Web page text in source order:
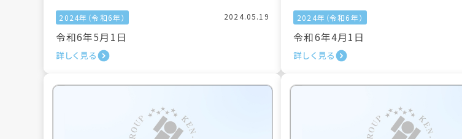
2024年（令和6年） 2024.05.19
令和6年5月1日
詳しく見る
2024年（令和6年）
令和6年4月1日
詳しく見る